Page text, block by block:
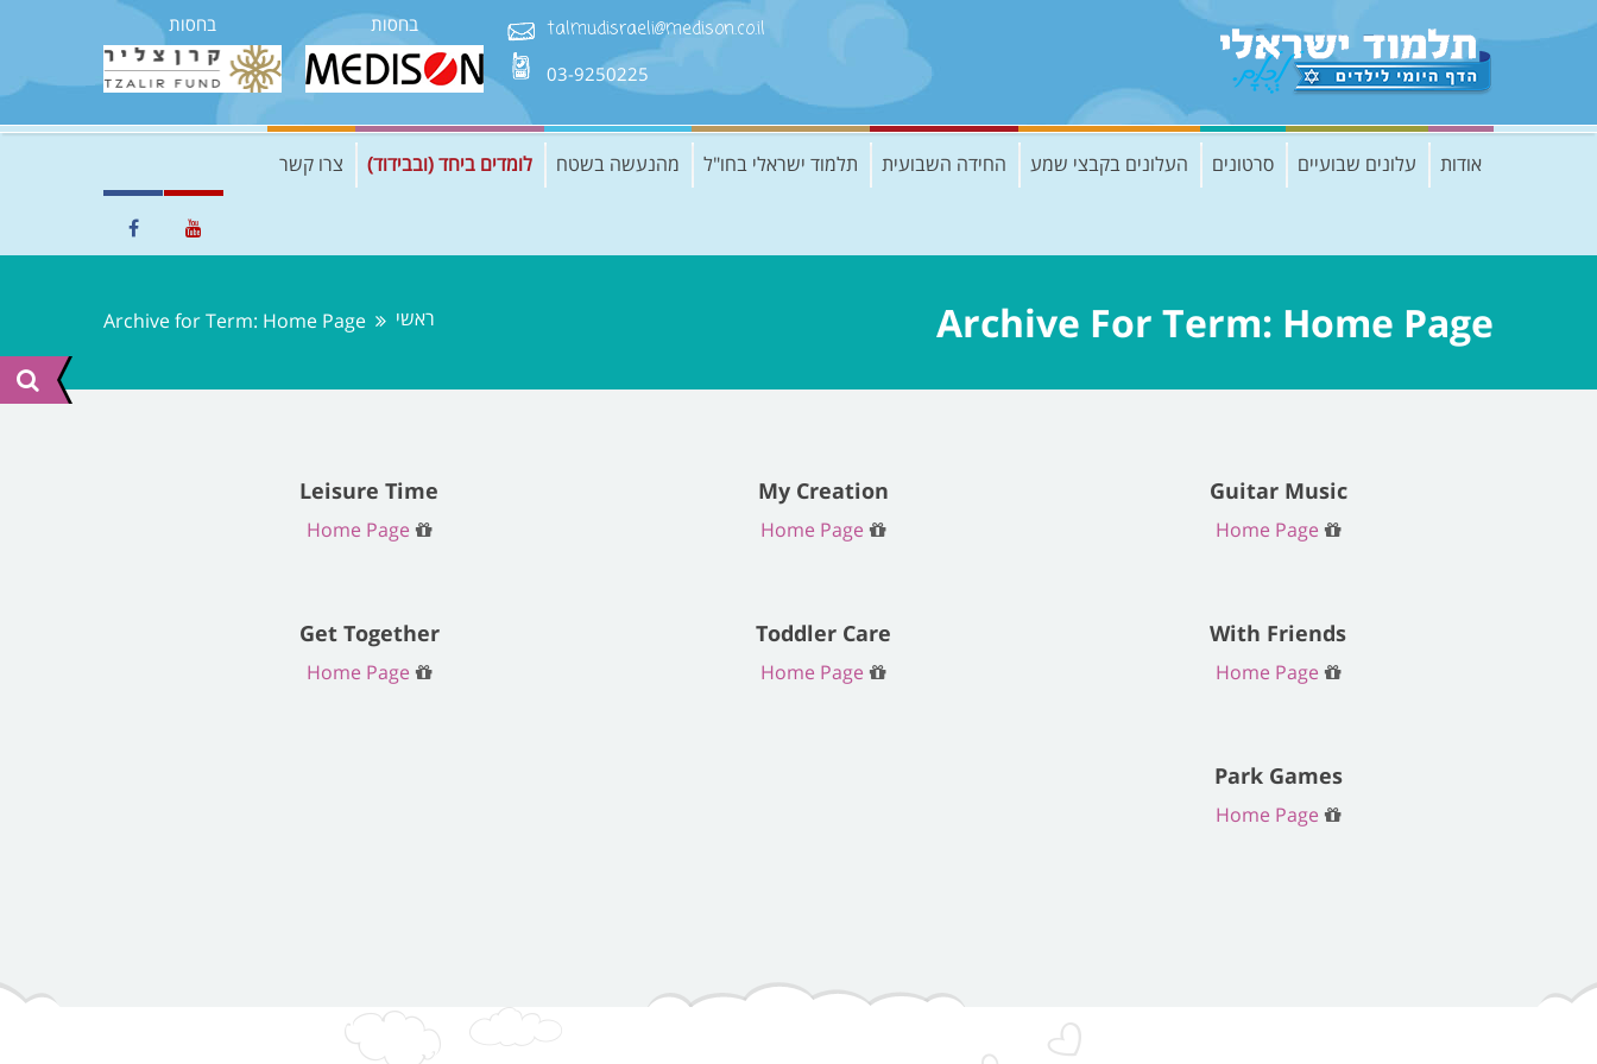
בחסות בחסות talmudisraeli@medison.co.il
03-9250225
אודות עלונים שבועיים סרטונים העלונים בקבצי שמע החידה השבועית תלמוד ישראלי בחו"ל מהנעשה בשטח לומדים ביחד (ובבידוד) צרו קשר
Archive For Term: Home Page ראשי Archive for Term: Home Page
Guitar Music
Home Page
My Creation
Home Page
Leisure Time
Home Page
With Friends
Home Page
Toddler Care
Home Page
Get Together
Home Page
Park Games
Home Page